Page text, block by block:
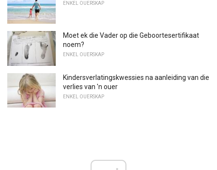
ENKEL OUERSKAP
Moet ek die Vader op die Geboortesertifikaat
noem?
ENKEL OUERSKAP
Kindersverlatingskwessies na aanleiding van die
verlies van 'n ouer
ENKEL OUERSKAP